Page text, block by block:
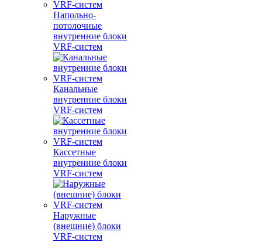
Напольно-
потолочные
внутренние блоки
VRF-систем
Канальные
внутренние блоки
VRF-систем
Кассетные
внутренние блоки
VRF-систем
Наружные
(внешние) блоки
VRF-систем